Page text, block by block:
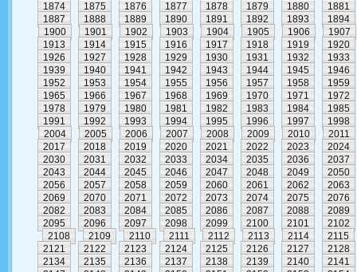
1874
1875 1876 1877 1878 1879 1880
1881
1887
1888 1889 1890 1891 1892 1893
1894
1900
1901 1902 1903 1904 1905 1906
1907
1913
1914 1915 1916 1917 1918 1919
1920
1926
1927 1928 1929 1930 1931 1932
1933
1939
1940 1941 1942 1943 1944 1945
1946
1952
1953 1954 1955 1956 1957 1958
1959
1965
1966 1967 1968 1969 1970 1971
1972
1978
1979 1980 1981 1982 1983 1984
1985
1991
1992 1993 1994 1995 1996 1997
1998
2004
2005 2006 2007 2008 2009 2010
2011
2017
2018 2019 2020 2021 2022 2023
2024
2030
2031 2032 2033 2034 2035 2036
2037
2043
2044 2045 2046 2047 2048 2049
2050
2056
2057 2058 2059 2060 2061 2062
2063
2069
2070 2071 2072 2073 2074 2075
2076
2082
2083 2084 2085 2086 2087 2088
2089
2095
2096 2097 2098 2099 2100 2101
2102
2108
2109 2110 2111 2112 2113 2114
2115
2121
2122 2123 2124 2125 2126 2127
2128
2134
2135 2136 2137 2138 2139 2140
2141